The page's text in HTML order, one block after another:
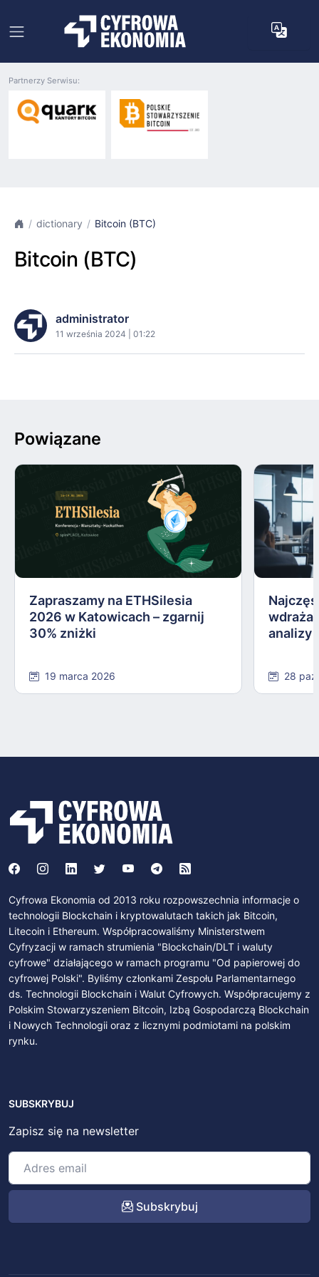
Partnerzy Serwisu:
dictionary Bitcoin (BTC)
Bitcoin (BTC)
administrator
11 września 2024 | 01:22
Powiązane
Zapraszamy na ETHSilesia
2026 w Katowicach – zgarnij
30% zniżki
19 marca 2026
analizy
28
Cyfrowa Ekonomia od 2013 roku rozpowszechnia informacje o
technologii Blockchain i kryptowalutach takich jak Bitcoin,
Litecoin i Ethereum. Współpracowaliśmy Ministerstwem
Cyfryzacji w ramach strumienia "Blockchain/DLT i waluty
cyfrowe" działającego w ramach programu "Od papierowej do
cyfrowej Polski". Byliśmy członkami Zespołu Parlamentarnego
ds. Technologii Blockchain i Walut Cyfrowych. Współpracujemy z
Polskim Stowarzyszeniem Bitcoin, Izbą Gospodarczą Blockchain
i Nowych Technologii oraz z licznymi podmiotami na polskim
rynku.
SUBSKRYBUJ
Zapisz się na newsletter
Subskrybuj